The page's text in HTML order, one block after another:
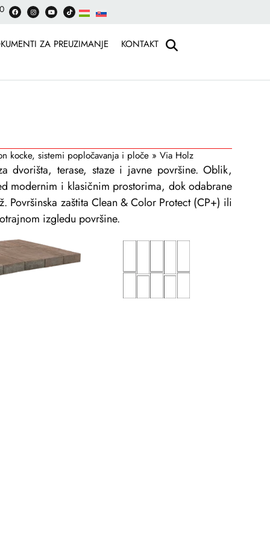
ZA PREUZIMANJE KONTAKT
kocke, sistemi popločavanja i ploče» Via Holz
terase, staze i javne površine. Oblik,
modernim i klasičnim prostorima, dok odabrane
Površinska zaštita Clean & Color Protect (CP+) ili
izgledu površine.